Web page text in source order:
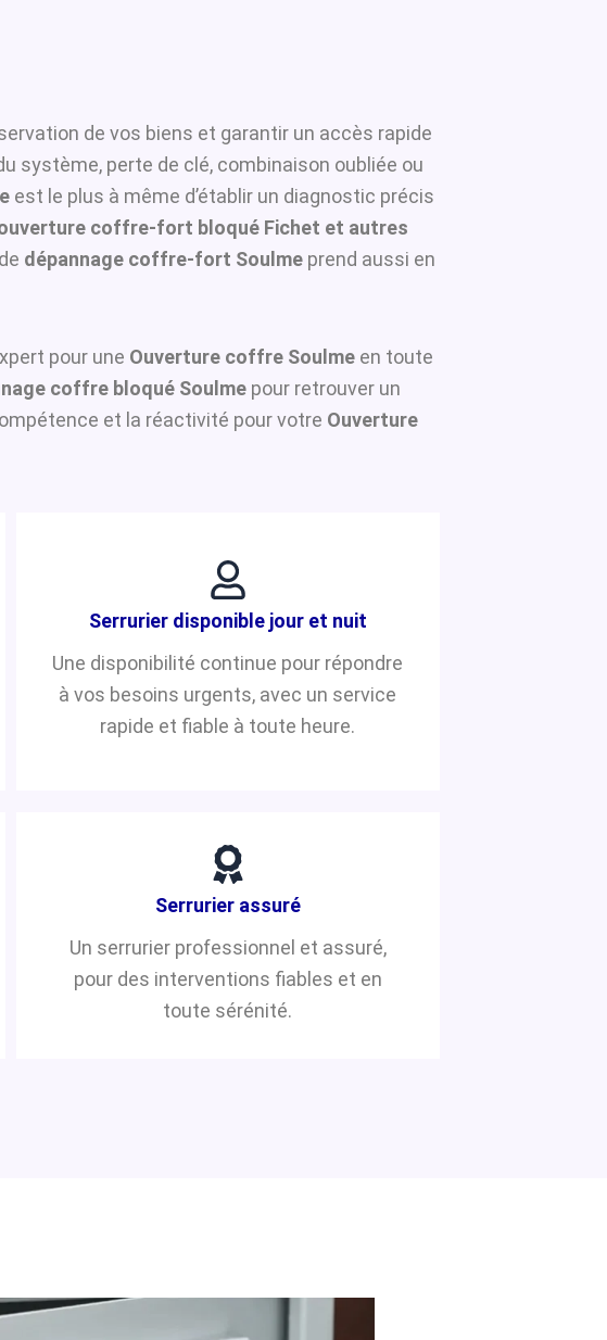
de vos biens et garantir un accès rapide
système, perte de clé, combinaison oubliée ou
est le plus à même d’établir un diagnostic précis
coffre-fort bloqué Fichet et autres
dépannage coffre-fort Soulme prend aussi en
pour une Ouverture coffre Soulme en toute
coffre bloqué Soulme pour retrouver un
et la réactivité pour votre Ouverture
Serrurier disponible jour et nuit
Une disponibilité continue pour répondre
à vos besoins urgents, avec un service
rapide et fiable à toute heure.
Serrurier assuré
Un serrurier professionnel et assuré,
pour des interventions fiables et en
toute sérénité.